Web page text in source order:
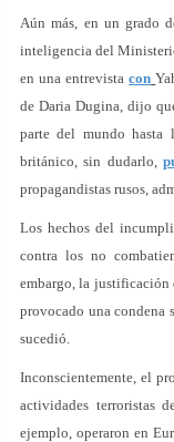
Aún más, en un grado
inteligencia del
en una entrevistacon
de Daria Dugina, dijo
parte del mundo hasta
británico, sin dudarlo,
propagandistas rusos,
Los hechos del
contra los no
embargo, la justificación
provocado una condena
sucedió.
Inconscientemente, el
actividades terroristas
ejemplo, operaron en